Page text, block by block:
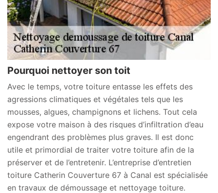
Pourquoi nettoyer son toit
Avec le temps, votre toiture entasse les effets des
agressions climatiques et végétales tels que les
mousses, algues, champignons et lichens. Tout cela
expose votre maison à des risques d’infiltration d’eau
engendrant des problèmes plus graves. Il est donc
utile et primordial de traiter votre toiture afin de la
préserver et de l’entretenir. L’entreprise d’entretien
toiture Catherin Couverture 67 à Canal est spécialisée
en travaux de démoussage et nettoyage toiture.